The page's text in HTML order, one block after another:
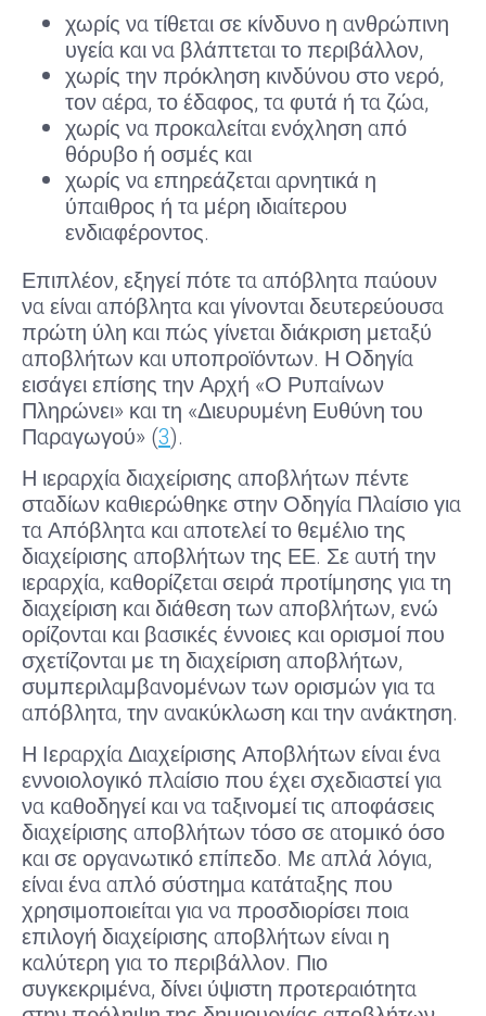
χωρίς να τίθεται σε κίνδυνο η ανθρώπινη
υγεία και να βλάπτεται το περιβάλλον,
χωρίς την πρόκληση κινδύνου στο νερό,
τον αέρα, το έδαφος, τα φυτά ή τα ζώα,
χωρίς να προκαλείται ενόχληση από
θόρυβο ή οσμές και
χωρίς να επηρεάζεται αρνητικά η
ύπαιθρος ή τα μέρη ιδιαίτερου
ενδιαφέροντος.
Επιπλέον, εξηγεί πότε τα απόβλητα παύουν
να είναι απόβλητα και γίνονται δευτερεύουσα
πρώτη ύλη και πώς γίνεται διάκριση μεταξύ
αποβλήτων και υποπροϊόντων. Η Οδηγία
εισάγει επίσης την Αρχή «Ο Ρυπαίνων
Πληρώνει» και τη «Διευρυμένη Ευθύνη του
Παραγωγού» (3).
Η ιεραρχία διαχείρισης αποβλήτων πέντε
σταδίων καθιερώθηκε στην Οδηγία Πλαίσιο για
τα Απόβλητα και αποτελεί το θεμέλιο της
διαχείρισης αποβλήτων της ΕΕ. Σε αυτή την
ιεραρχία, καθορίζεται σειρά προτίμησης για τη
διαχείριση και διάθεση των αποβλήτων, ενώ
ορίζονται και βασικές έννοιες και ορισμοί που
σχετίζονται με τη διαχείριση αποβλήτων,
συμπεριλαμβανομένων των ορισμών για τα
απόβλητα, την ανακύκλωση και την ανάκτηση.
Η Ιεραρχία Διαχείρισης Αποβλήτων είναι ένα
εννοιολογικό πλαίσιο που έχει σχεδιαστεί για
να καθοδηγεί και να ταξινομεί τις αποφάσεις
διαχείρισης αποβλήτων τόσο σε ατομικό όσο
και σε οργανωτικό επίπεδο. Με απλά λόγια,
είναι ένα απλό σύστημα κατάταξης που
χρησιμοποιείται για να προσδιορίσει ποια
επιλογή διαχείρισης αποβλήτων είναι η
καλύτερη για το περιβάλλον. Πιο
συγκεκριμένα, δίνει ύψιστη προτεραιότητα